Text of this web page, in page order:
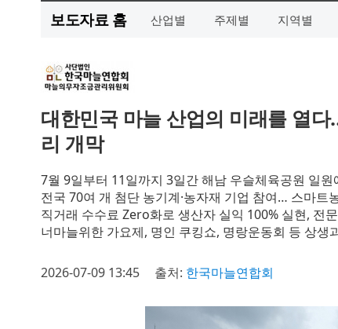
보도자료 홈 산업별 주제별 지역별
대한민국 마늘 산업의 미래를 열
리 개막
7월 9일부터 11일까지 3일간 해남 우슬체육공원 일원
전국 70여 개 첨단 농기계·농자재 기업 참여… 스마트
직거래 수수료 Zero화로 생산자 실익 100% 실현, 전
너마늘위한 가요제, 명인 쿠킹쇼, 명랑운동회 등 상생
2026-07-09 13:45 출처: 한국마늘연합회